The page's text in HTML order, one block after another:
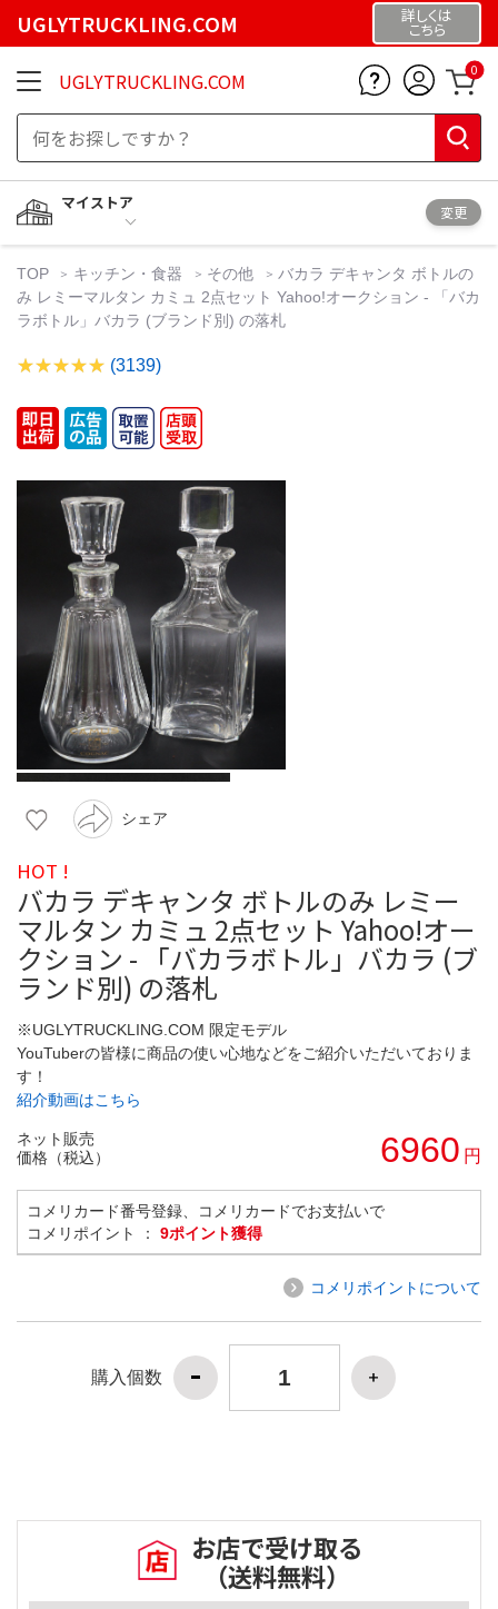
UGLYTRUCKLING.COM 詳しくは
こちら
UGLYTRUCKLING.COM 0
マイストア
変更
TOP キッチン・食器 その他
バカラ デキャンタ ボトルの
み レミーマルタン カミュ 2点セット Yahoo!オークション - 「バカ
ラボトル」バカラ (ブランド別) の落札
(3139)
シェア
HOT !
バカラ デキャンタ ボトルのみ レミー
マルタン カミュ 2点セット Yahoo!オー
クション - 「バカラボトル」バカラ (ブ
ランド別) の落札
※UGLYTRUCKLING.COM 限定モデル
YouTuberの皆様に商品の使い心地などをご紹介いただいておりま
す！
紹介動画はこちら
ネット販売
価格（税込）
6960 円
コメリカード番号登録、コメリカードでお支払いで
コメリポイント ： 9ポイント獲得
コメリポイントについて
購入個数
お店で受け取る
（送料無料）